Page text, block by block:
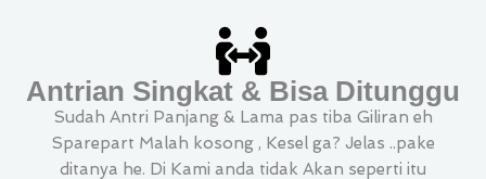
Antrian Singkat & Bisa Ditunggu
Sudah Antri Panjang & Lama pas tiba Giliran eh
Sparepart Malah kosong , Kesel ga? Jelas ..pake
ditanya he. Di Kami anda tidak Akan seperti itu